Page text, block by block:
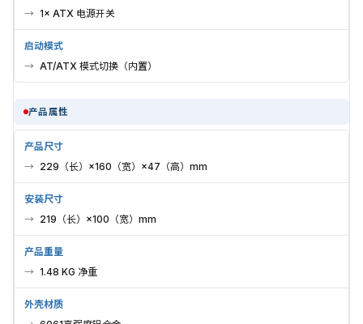
1× ATX 电源开关
启动模式
AT/ATX 模式切换（内置）
产品属性
产品尺寸
229（长）×160（宽）×47（高）mm
安装尺寸
219（长）×100（宽）mm
产品重量
1.48 KG 净重
外壳材质